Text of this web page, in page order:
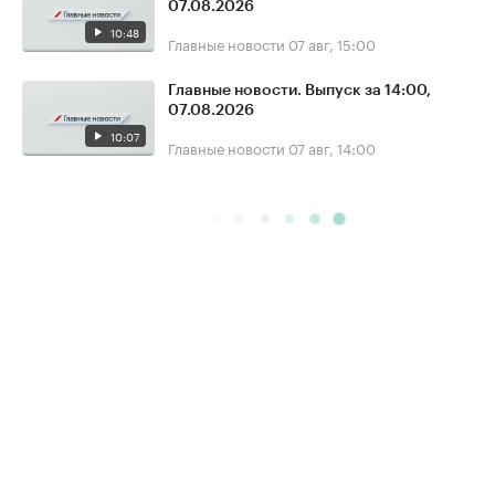
10:48
07.08.2026
Главные новости 07 авг, 15:00
10:07
Главные новости. Выпуск за 14:00,
07.08.2026
Главные новости 07 авг, 14:00